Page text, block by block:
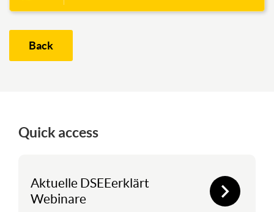
Back
Skip
Links
Lerninhalte
Quick access
Aktuelle DSEEerklärt
Webinare